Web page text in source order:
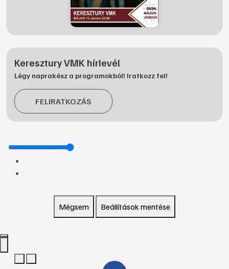
Keresztury VMK hírlevél
Légy naprakész a programokból! Iratkozz fel!
FELIRATKOZÁS
Mégsem Beállítások mentése